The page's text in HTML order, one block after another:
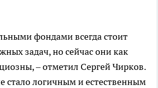
фондами всегда стоит
задач, но сейчас они как
– отметил Сергей Чирков.
стало логичным и естественным